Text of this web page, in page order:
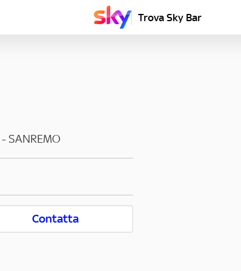
Trova Sky Bar
- SANREMO
Contatta